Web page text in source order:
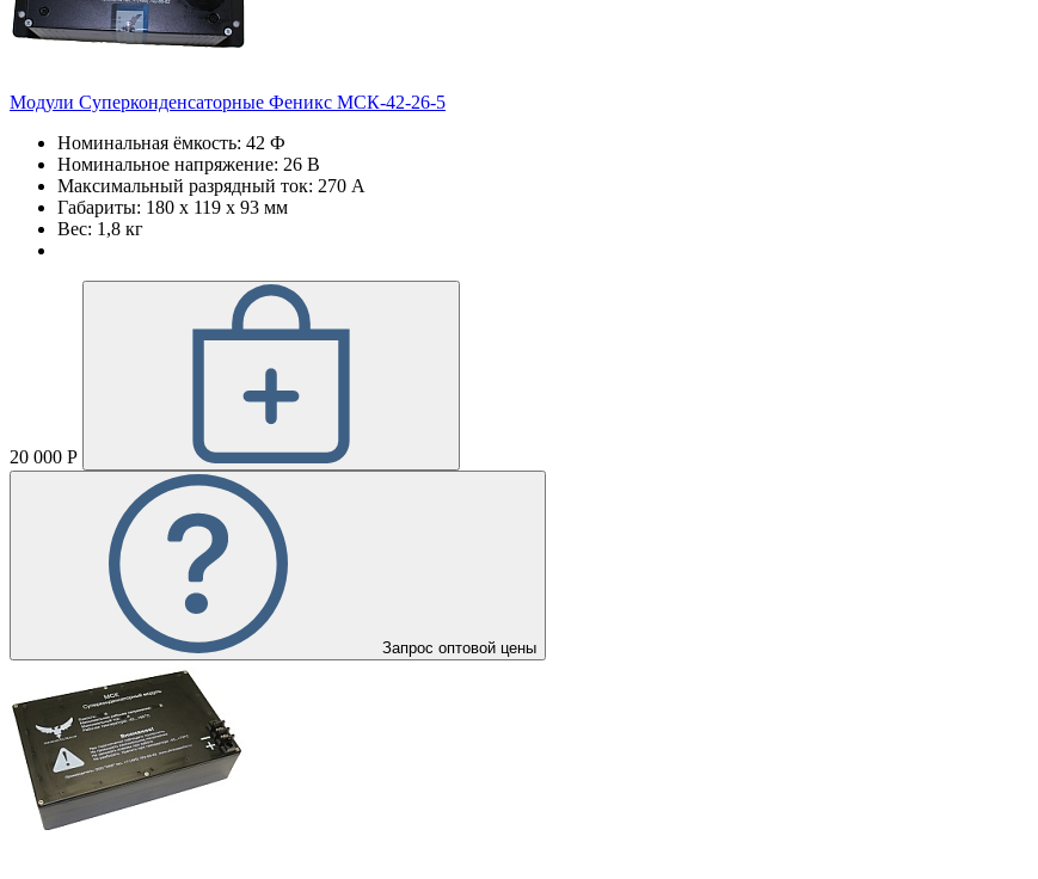
Модули Суперконденсаторные Феникс МСК-42-26-5
Номинальная ёмкость: 42 Ф
Номинальное напряжение: 26 В
Максимальный разрядный ток: 270 А
Габариты: 180 х 119 х 93 мм
Вес: 1,8 кг
20 000 Р
Запрос оптовой цены